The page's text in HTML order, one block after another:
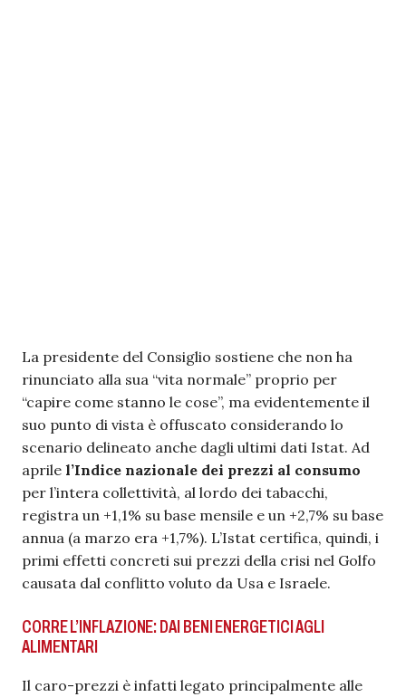
La presidente del Consiglio sostiene che non ha
rinunciato alla sua “vita normale” proprio per
“capire come stanno le cose”, ma evidentemente il
suo punto di vista è offuscato considerando lo
scenario delineato anche dagli ultimi dati Istat. Ad
aprile l’Indice nazionale dei prezzi al consumo
per l’intera collettività, al lordo dei tabacchi,
registra un +1,1% su base mensile e un +2,7% su base
annua (a marzo era +1,7%). L’Istat certifica, quindi, i
primi effetti concreti sui prezzi della crisi nel Golfo
causata dal conflitto voluto da Usa e Israele.
CORRE L’INFLAZIONE: DAI BENI ENERGETICI AGLI
ALIMENTARI
Il caro-prezzi è infatti legato principalmente alle